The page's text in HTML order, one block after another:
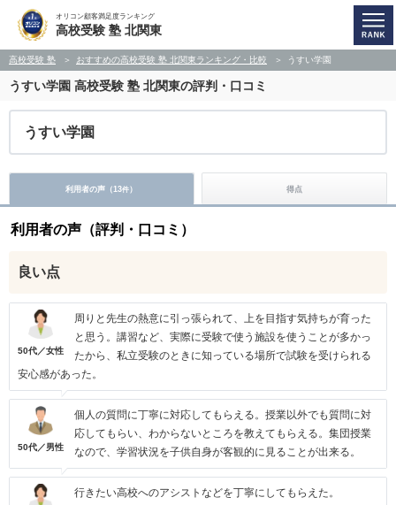
オリコン顧客満足度ランキング
高校受験 塾 北関東
高校受験 塾 おすすめの高校受験 塾 北関東ランキング・比較 うすい学園
うすい学園 高校受験 塾 北関東の評判・口コミ
うすい学園
利用者の声（13件） 得点
利用者の声（評判・口コミ）
良い点
50代／女性
周りと先生の熱意に引っ張られて、上を目指す気持ちが育った
と思う。講習など、実際に受験で使う施設を使うことが多かっ
たから、私立受験のときに知っている場所で試験を受けられる
安心感があった。
50代／男性
個人の質問に丁寧に対応してもらえる。授業以外でも質問に対
応してもらい、わからないところを教えてもらえる。集団授業
なので、学習状況を子供自身が客観的に見ることが出来る。
行きたい高校へのアシストなどを丁寧にしてもらえた。